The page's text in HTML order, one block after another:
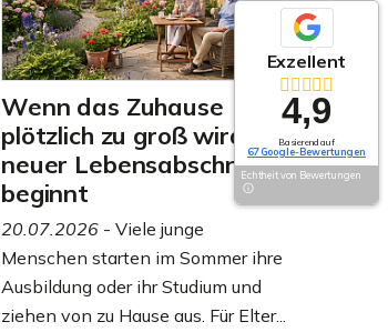
Wenn das Zuhause
plötzlich zu groß wird: Ein
neuer Lebensabschnitt
beginnt
20.07.2026 - Viele junge
Menschen starten im Sommer ihre
Ausbildung oder ihr Studium und
ziehen von zu Hause aus. Für Elter...
Exzellent
4,9
Basierend auf
67 Google-Bewertungen
Echtheit von Bewertungen